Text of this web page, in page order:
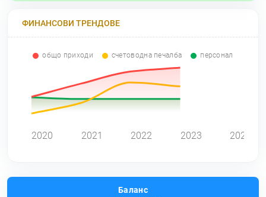
ФИНАНСОВИ ТРЕНДОВЕ
общо приходи счетоводна печалба персонал
2020 2021 2022 2023 2024
Баланс